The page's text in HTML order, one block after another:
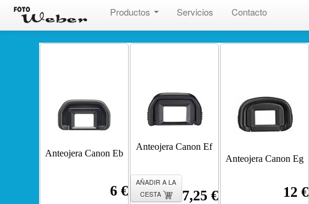
Productos Servicios Contacto
Anteojera Canon Eb
6 €
Anteojera Canon Ef
AÑADIR A LA
CESTA
7,25 €
Anteojera Canon Eg
12 €